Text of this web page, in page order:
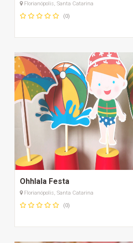
Florianópolis, Santa Catarina
(0)
Ohhlala Festa
Florianópolis, Santa Catarina
(0)